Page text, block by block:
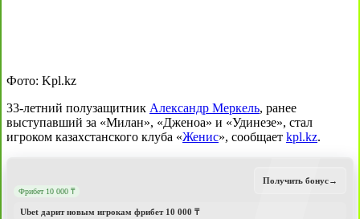
Фото: Kpl.kz
33-летний полузащитник Александр Меркель, ранее
выступавший за «Милан», «Дженоа» и «Удинезе», стал
игроком казахстанского клуба «Женис», сообщает kpl.kz.
Фрибет 10 000 ₸
Ubet дарит новым игрокам фрибет 10 000 ₸
Получить бонус→